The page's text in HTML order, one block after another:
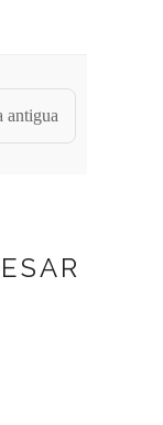
antigua